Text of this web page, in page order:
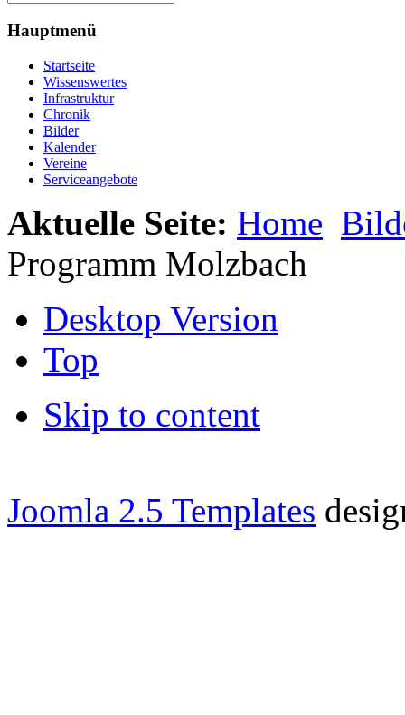
Hauptmenü
Startseite
Wissenswertes
Infrastruktur
Chronik
Bilder
Kalender
Vereine
Serviceangebote
Aktuelle Seite: Home
Programm Molzbach
Desktop Version
Top
Skip to content
Joomla 2.5 Templates